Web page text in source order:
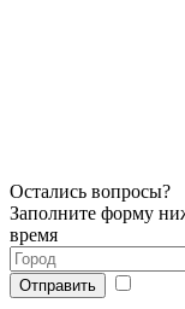
Остались вопросы?
Заполните форму
время